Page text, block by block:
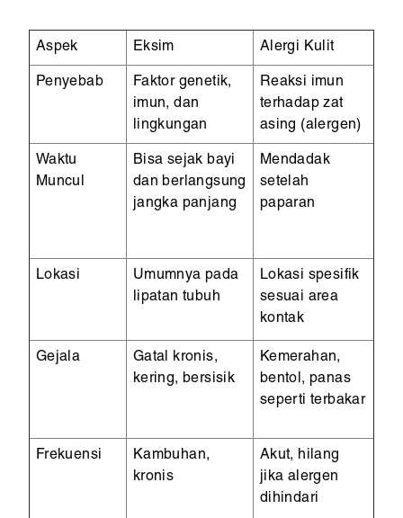
Aspek Eksim Alergi Kulit
Penyebab
Faktor genetik,
imun, dan
lingkungan
Reaksi imun
terhadap zat
asing (alergen)
Waktu
Muncul
Bisa sejak bayi
dan berlangsung
jangka panjang
Mendadak
setelah
paparan
Lokasi
Umumnya pada
lipatan tubuh
Lokasi spesifik
sesuai area
kontak
Gejala
Gatal kronis,
kering, bersisik
Kemerahan,
bentol, panas
seperti terbakar
Frekuensi
Kambuhan,
kronis
Akut, hilang
jika alergen
dihindari